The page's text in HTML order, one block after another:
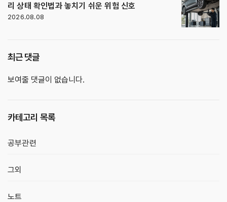
리 상태 확인법과 놓치기 쉬운 위험 신호
2026.08.08
최근 댓글
보여줄 댓글이 없습니다.
카테고리 목록
공부관련
그외
노트